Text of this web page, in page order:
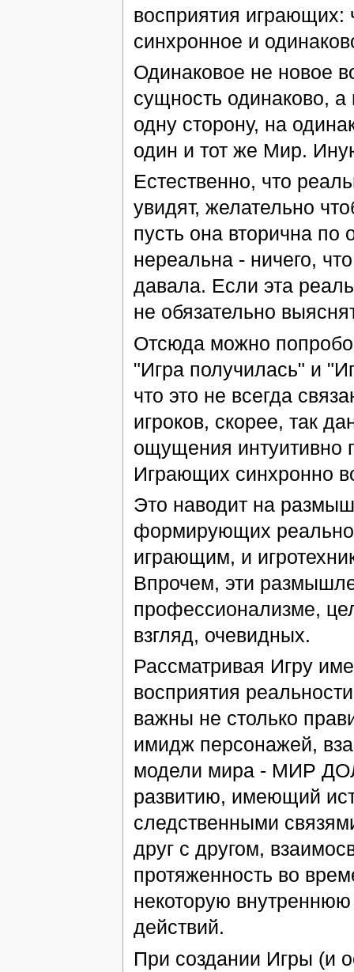
восприятия играющих:
синхронное и
Одинаковое не новое
сущность одинаково,
одну сторону, на
один и тот же Мир.
Естественно, что
увидят, желательно
пусть она вторична
нереальна - ничего,
давала. Если эта
не обязательно
Отсюда можно
"Игра получилась" и
что это не всегда
игроков, скорее, так
ощущения интуитивно
Играющих синхронно
Это наводит на
формирующих
играющим, и
Впрочем, эти
профессионализме,
взгляд, очевидных.
Рассматривая Игру
восприятия
важны не столько
имидж персонажей,
модели мира - МИР
развитию, имеющий
следственными
друг с другом,
протяженность во
некоторую
действий.
При создании Игры (и